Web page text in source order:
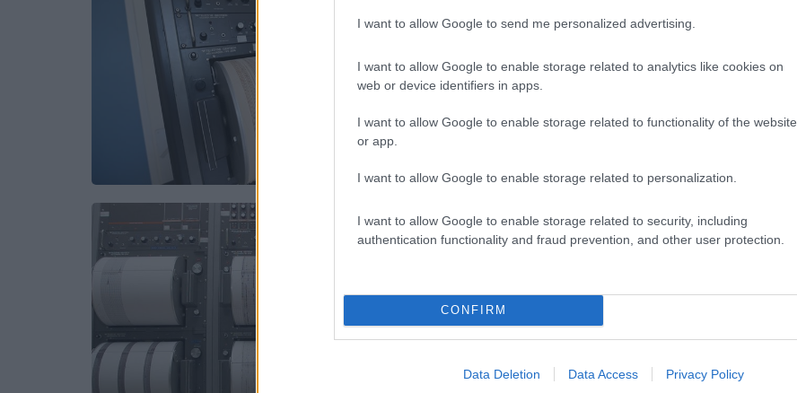
I want to allow Google to send me personalized advertising.
I want to allow Google to enable storage related to analytics like cookies on
web or device identifiers in apps.
I want to allow Google to enable storage related to functionality of the website
or app.
I want to allow Google to enable storage related to personalization.
I want to allow Google to enable storage related to security, including
authentication functionality and fraud prevention, and other user protection.
CONFIRM
Data Deletion Data Access Privacy Policy
Δυνατός σεισμός αισθητός στην
Στην Εύβοια το επίκεντρο - Η
εκτίμηση του Γεωδυναμικού
Ινστιτούτου
Σεισμός στην Αττική - Πού
εντοπίζεται το επίκεντρο